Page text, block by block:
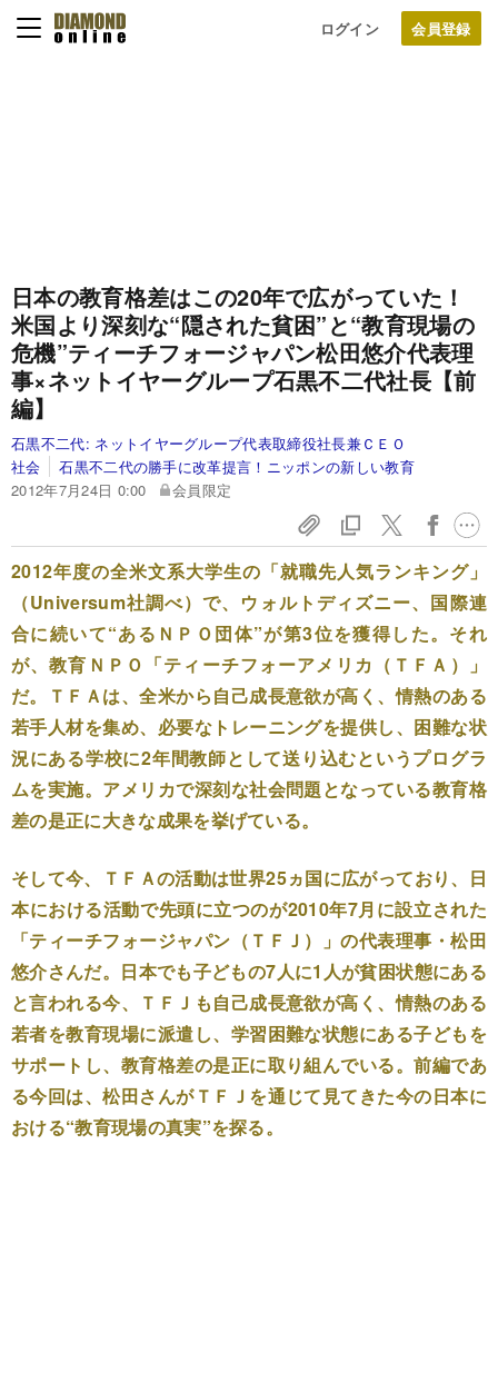
ログイン
日本の教育格差はこの20年で広がっていた！
米国より深刻な“隠された貧困”と“教育現場の
危機”ティーチフォージャパン松田悠介代表理
事×ネットイヤーグループ石黒不二代社長【前
編】
石黒不二代: ネットイヤーグループ代表取締役社長兼ＣＥＯ
社会
石黒不二代の勝手に改革提言！ニッポンの新しい教育
2012年7月24日 0:00
会員限定
2012年度の全米文系大学生の「就職先人気ランキング」
（Universum社調べ）で、ウォルトディズニー、国際連
合に続いて“あるＮＰＯ団体”が第3位を獲得した。それ
が、教育ＮＰＯ「ティーチフォーアメリカ（ＴＦＡ）」
だ。ＴＦＡは、全米から自己成長意欲が高く、情熱のある
若手人材を集め、必要なトレーニングを提供し、困難な状
況にある学校に2年間教師として送り込むというプログラ
ムを実施。アメリカで深刻な社会問題となっている教育格
差の是正に大きな成果を挙げている。
そして今、ＴＦＡの活動は世界25ヵ国に広がっており、日
本における活動で先頭に立つのが2010年7月に設立された
「ティーチフォージャパン（ＴＦＪ）」の代表理事・松田
悠介さんだ。日本でも子どもの7人に1人が貧困状態にある
と言われる今、ＴＦＪも自己成長意欲が高く、情熱のある
若者を教育現場に派遣し、学習困難な状態にある子どもを
サポートし、教育格差の是正に取り組んでいる。前編であ
る今回は、松田さんがＴＦＪを通じて見てきた今の日本に
おける“教育現場の真実”を探る。